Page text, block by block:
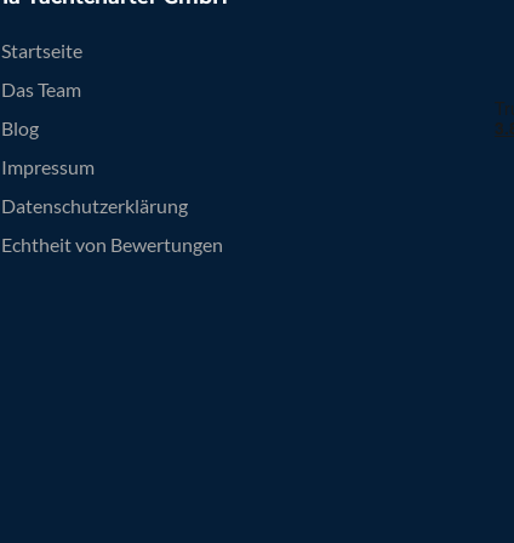
Startseite
Das Team
Blog
Impressum
Datenschutzerklärung
Echtheit von Bewertungen